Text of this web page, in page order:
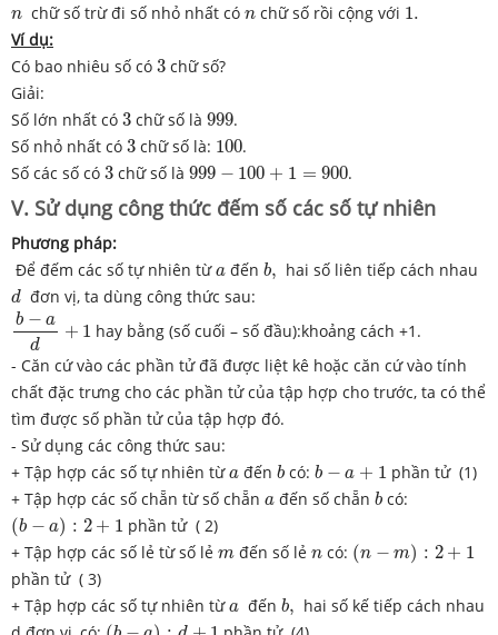
n
n chữ số trừ đi số nhỏ nhất có n
n chữ số rồi cộng với 1.
1.
Ví dụ:
Có bao nhiêu số có 3
3 chữ số?
Giải:
Số lớn nhất có 3
3 chữ số là 999
999.
Số nhỏ nhất có 3
3 chữ số là: 100
100.
Số các số có 3
3 chữ số là 999 − 100 + 1 = 900
999 100 + = 900 .
V. Sử dụng công thức đếm số các số tự nhiên
Phương pháp:
Để đếm các số tự nhiên từa
a đến b,
b hai số liên tiếp cách nhau
d
d đơn vị, ta dùng công thức sau:
b − a
d
+ 1
b−ad+ 1
hay bằng (số cuối – số đầu):khoảng cách +1.
- Căn cứ vào các phần tử đã được liệt kê hoặc căn cứ vào tính
chất đặc trưng cho các phần tử của tập hợp cho trước, ta có thể
tìm được số phần tử của tập hợp đó.
- Sử dụng các công thức sau:
+ Tập hợp các số tự nhiên từa
a đến b
b có: b − a + 1
b + 1
phần tử (1)
+ Tập hợp các số chẵn từ số chẵn a
a đến số chẵn b
b có:
(b − a) : 2 + 1
(b −a 2+1
phần tử ( 2)
+ Tập hợp các số lẻ từ số lẻ m
m đến số lẻ n
n có: (n − m) : 2 + 1
(n 2 1
phần tử ( 3)
+ Tập hợp các số tự nhiên từa
a đến b,
b
hai số kế tiếp cách nhau
(b :d 1